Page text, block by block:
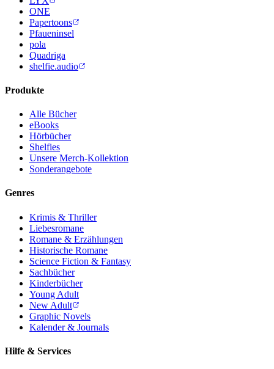
ONE
Papertoons
Pfaueninsel
pola
Quadriga
shelfie.audio
Produkte
Alle Bücher
eBooks
Hörbücher
Shelfies
Unsere Merch-Kollektion
Sonderangebote
Genres
Krimis & Thriller
Liebesromane
Romane & Erzählungen
Historische Romane
Science Fiction & Fantasy
Sachbücher
Kinderbücher
Young Adult
New Adult
Graphic Novels
Kalender & Journals
Hilfe & Services